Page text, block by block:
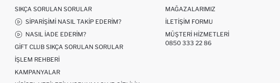
SIKÇA SORULAN SORULAR
SIPARIŞIMI NASIL TAKIP EDERIM?
NASIL İADE EDERIM?
GIFT CLUB SIKÇA SORULAN SORULAR
İŞLEM REHBERI
KAMPANYALAR
MAĞAZALARIMIZ
İLETIŞIM FORMU
MÜŞTERI HIZMETLERI
0850 333 22 86